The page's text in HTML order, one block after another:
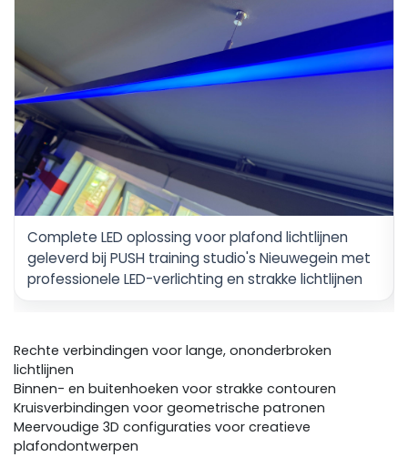
Complete LED oplossing voor plafond lichtlijnen
geleverd bij PUSH training studio's Nieuwegein met
professionele LED-verlichting en strakke lichtlijnen
Rechte verbindingen voor lange, ononderbroken
lichtlijnen
Binnen- en buitenhoeken voor strakke contouren
Kruisverbindingen voor geometrische patronen
Meervoudige 3D configuraties voor creatieve
plafondontwerpen